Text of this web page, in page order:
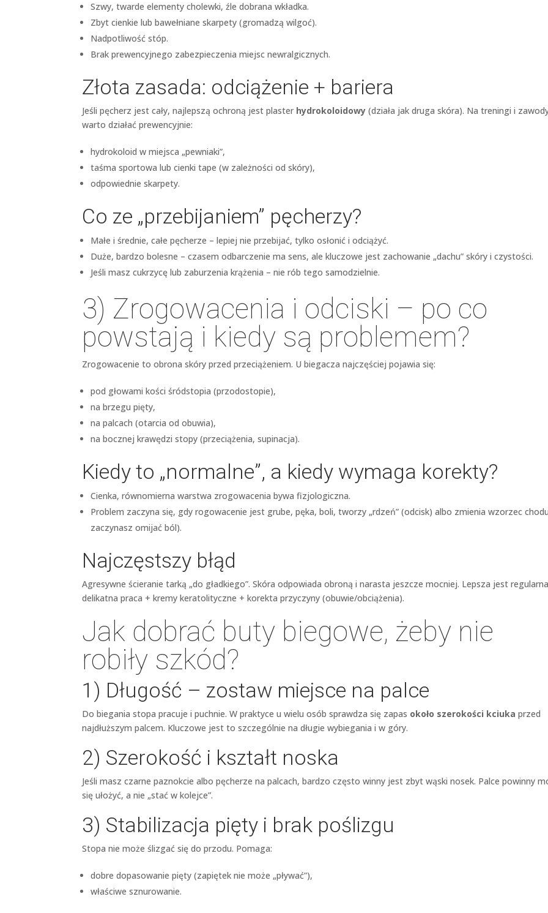
Szwy, twarde elementy cholewki, źle dobrana wkładka.
Zbyt cienkie lub bawełniane skarpety (gromadzą wilgoć).
Nadpotliwość stóp.
Brak prewencyjnego zabezpieczenia miejsc newralgicznych.
Złota zasada: odciążenie + bariera
Jeśli pęcherz jest cały, najlepszą ochroną jest plaster hydrokoloidowy (działa jak druga skóra). Na treningi i
warto działać prewencyjnie:
hydrokoloid w miejsca „pewniaki”,
taśma sportowa lub cienki tape (w zależności od skóry),
odpowiednie skarpety.
Co ze „przebijaniem” pęcherzy?
Małe i średnie, całe pęcherze – lepiej nie przebijać, tylko osłonić i odciążyć.
Duże, bardzo bolesne – czasem odbarczenie ma sens, ale kluczowe jest zachowanie „dachu” skóry i czystości.
Jeśli masz cukrzycę lub zaburzenia krążenia – nie rób tego samodzielnie.
3) Zrogowacenia i odciski – po co
powstają i kiedy są problemem?
Zrogowacenie to obrona skóry przed przeciążeniem. U biegacza najczęściej pojawia się:
pod głowami kości śródstopia (przodostopie),
na brzegu pięty,
na palcach (otarcia od obuwia),
na bocznej krawędzi stopy (przeciążenia, supinacja).
Kiedy to „normalne”, a kiedy wymaga korekty?
Cienka, równomierna warstwa zrogowacenia bywa fizjologiczna.
Problem zaczyna się, gdy rogowacenie jest grube, pęka, boli, tworzy „rdzeń” (odcisk) albo zmienia wzorzec
zaczynasz omijać ból).
Najczęstszy błąd
Agresywne ścieranie tarką „do gładkiego”. Skóra odpowiada obroną i narasta jeszcze mocniej. Lepsza jest
delikatna praca + kremy keratolityczne + korekta przyczyny (obuwie/obciążenia).
Jak dobrać buty biegowe, żeby nie
robiły szkód?
1) Długość – zostaw miejsce na palce
Do biegania stopa pracuje i puchnie. W praktyce u wielu osób sprawdza się zapas około szerokości kciuka przed
najdłuższym palcem. Kluczowe jest to szczególnie na długie wybiegania i w góry.
2) Szerokość i kształt noska
Jeśli masz czarne paznokcie albo pęcherze na palcach, bardzo często winny jest zbyt wąski nosek. Palce powinny
się ułożyć, a nie „stać w kolejce”.
3) Stabilizacja pięty i brak poślizgu
Stopa nie może ślizgać się do przodu. Pomaga:
dobre dopasowanie pięty (zapiętek nie może „pływać”),
właściwe sznurowanie.